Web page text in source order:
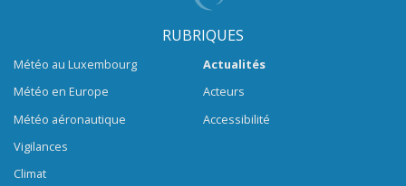
RUBRIQUES
Météo au Luxembourg
Météo en Europe
Météo aéronautique
Vigilances
Climat
Actualités
Acteurs
Accessibilité